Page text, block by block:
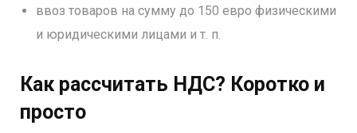
ввоз товаров на сумму до 150 евро физическими
и юридическими лицами и т. п.
Как рассчитать НДС? Коротко и
просто